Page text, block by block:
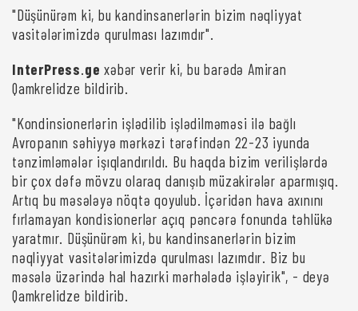
"Düşünürəm ki, bu kandinsanerlərin bizim nəqliyyat
vasitələrimizdə qurulması lazımdır".
InterPress.ge xəbər verir ki, bu barədə Amiran
Qamkrelidze bildirib.
"Kondinsionerlərin işlədilib işlədilməməsi ilə bağlı
Avropanın səhiyyə mərkəzi tərəfindən 22-23 iyunda
tənzimləmələr işıqlandırıldı. Bu haqda bizim verilişlərdə
bir çox dəfə mövzu olaraq danışıb müzakirələr aparmışıq.
Artıq bu məsələyə nöqtə qoyulub. İçəridən hava axınını
fırlamayan kondisionerlər açıq pəncərə fonunda təhlükə
yaratmır. Düşünürəm ki, bu kandinsanerlərin bizim
nəqliyyat vasitələrimizdə qurulması lazımdır. Biz bu
məsələ üzərində hal hazırki mərhələdə işləyirik", - deyə
Qamkrelidze bildirib.